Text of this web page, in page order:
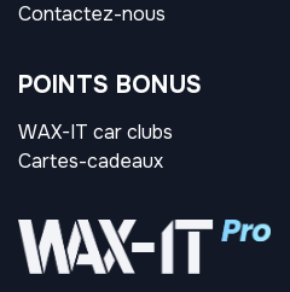
Contactez-nous
POINTS BONUS
WAX-IT car clubs
Cartes-cadeaux